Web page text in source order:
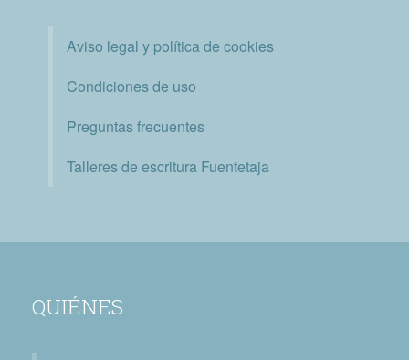
Aviso legal y política de cookies
Condiciones de uso
Preguntas frecuentes
Talleres de escritura Fuentetaja
QUIÉNES